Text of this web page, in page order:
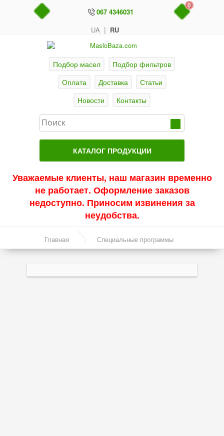
UA | RU
067 4346031
0
Подбор масел
Подбор фильтров
Оплата
Доставка
Статьи
Новости
Контакты
КАТАЛОГ ПРОДУКЦИИ
Актуальные продукты
Акции
Синтетические масла
Уважаемые клиенты, наш магазин временно
не работает. Оформление заказов
недоступно. Приносим извинения за
неудобства.
Главная Специальные программы